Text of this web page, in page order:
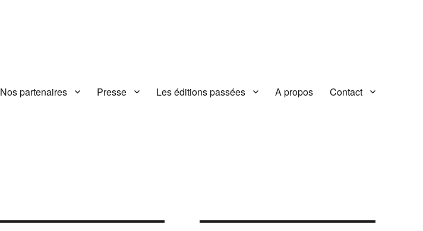
Nos partenaires Presse Les éditions passées A propos Contact